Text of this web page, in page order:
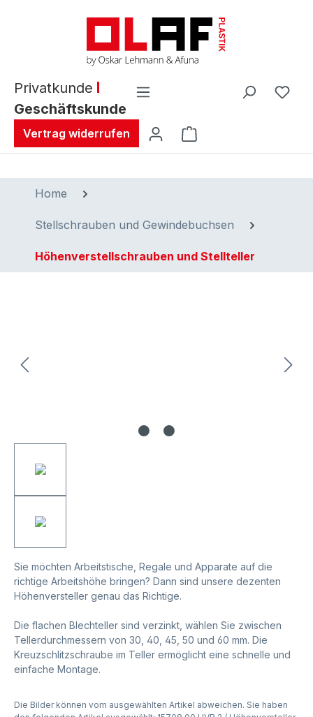
Privatkunde
Geschäftskunde
Vertrag widerrufen Warenkorb enthält
Home
Stellschrauben und Gewindebuchsen
Höhenverstellschrauben und Stellteller
Sie möchten Arbeitstische, Regale und Apparate auf die
richtige Arbeitshöhe bringen? Dann sind unsere dezenten
Höhenversteller genau das Richtige.
Die flachen Blechteller sind verzinkt, wählen Sie zwischen
Tellerdurchmessern von 30, 40, 45, 50 und 60 mm. Die
Kreuzschlitzschraube im Teller ermöglicht eine schnelle und
einfache Montage.
Die Bilder können vom ausgewählten Artikel abweichen. Sie haben